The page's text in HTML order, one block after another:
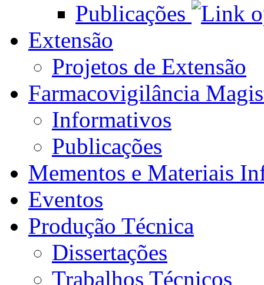
Publicações
Extensão
Projetos de Extensão
Farmacovigilância
Informativos
Publicações
Mementos e Materiais
Eventos
Produção Técnica
Dissertações
Trabalhos Técnicos